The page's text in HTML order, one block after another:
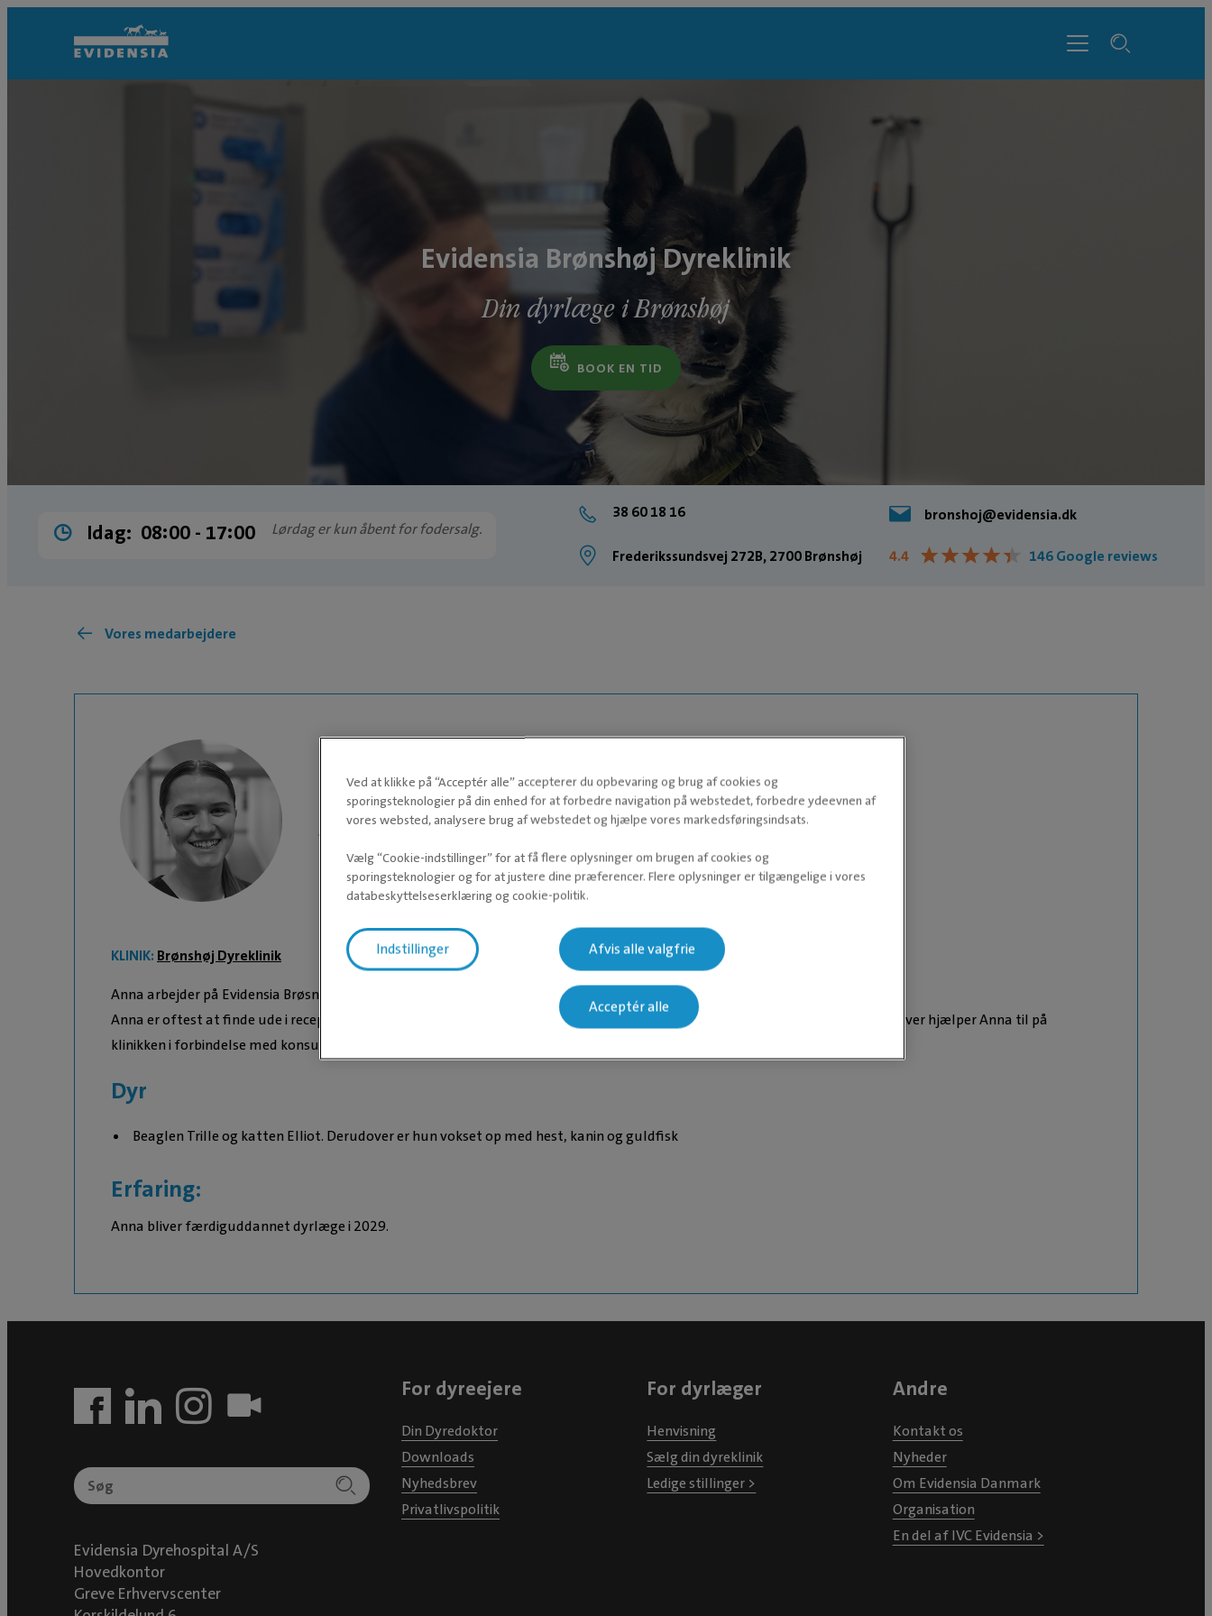
Evidensia Brønshøj Dyreklinik
Din dyrlæge i Brønshøj
BOOK EN TID
Idag: 08:00 ­- 17:00 Lørdag er kun åbent for fodersalg.
38 60 18 16 bronshoj@evidensia.dk
Frederikssundsvej 272B, 2700 Brønshøj 4.4 ★★★★★
★★★★★ 146 Google reviews
Vores medarbejdere
DYRLÆGESTUDERENDE
Anna J
KLINIK: Brønshøj Dyreklinik
Anna arbejder på Evidensia Brøsnhøj Dyreklinik som dyrlægestuderende.
Anna er oftest at finde ude i receptionen, hvor hun gerne hjælper til med at vejlede om foder, kosttilskud, legetøj mm. Derudover hjælper Anna til på
klinikken i forbindelse med konsultation og undersøgelse af patienter.
Dyr
Beaglen Trille og katten Elliot. Derudover er hun vokset op med hest, kanin og guldfisk
Erfaring:
Anna bliver færdiguddannet dyrlæge i 2029.
Evidensia Dyrehospital A/S
Hovedkontor
Greve Erhvervscenter
For dyreejere
Din Dyredoktor
Downloads
Nyhedsbrev
Privatlivspolitik
For dyrlæger
Henvisning
Sælg din dyreklinik
Ledige stillinger >
Andre
Kontakt os
Nyheder
Om Evidensia Danmark
Organisation
En del af IVC Evidensia >
Ved at klikke på “Acceptér alle” accepterer du opbevaring og brug af cookies og
sporingsteknologier på din enhed for at forbedre navigation på webstedet, forbedre ydeevnen af
vores websted, analysere brug af webstedet og hjælpe vores markedsføringsindsats.
Vælg “Cookie-indstillinger” for at få flere oplysninger om brugen af cookies og
sporingsteknologier og for at justere dine præferencer. Flere oplysninger er tilgængelige i vores
databeskyttelseserklæring og cookie-politik.
Indstillinger Afvis alle valgfrie
Acceptér alle